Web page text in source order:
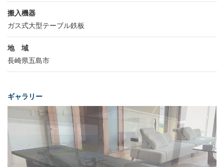
搬入機器
ガス式大型テーブル鉄板
地 域
長崎県五島市
ギャラリー